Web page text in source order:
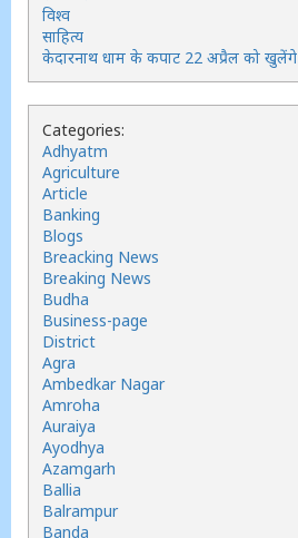
विश्व
साहित्य
केदारनाथ धाम के कपाट 22 अप्रैल को खुलेंगे
Categories:
Adhyatm
Agriculture
Article
Banking
Blogs
Breacking News
Breaking News
Budha
Business-page
District
Agra
Ambedkar Nagar
Amroha
Auraiya
Ayodhya
Azamgarh
Ballia
Balrampur
Banda